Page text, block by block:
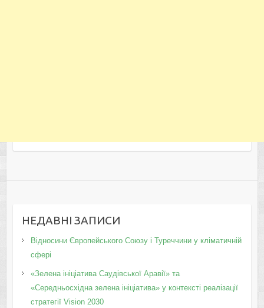
НЕДАВНІ ЗАПИСИ
Відносини Європейського Союзу і Туреччини у кліматичній
сфері
«Зелена ініціатива Саудівської Аравії» та
«Середньосхідна зелена ініціатива» у контексті реалізації
стратегії Vision 2030